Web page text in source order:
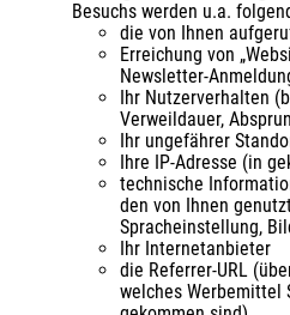
Besuchs werden u.a.
die von Ihnen
Erreichung von
Newsletter-
Ihr Nutzerverhalten
Verweildauer,
Ihr ungefährer
Ihre IP-Adresse (in
technische
den von Ihnen
Spracheinstellung,
Ihr Internetanbieter
die Referrer-URL
welches Werbemittel